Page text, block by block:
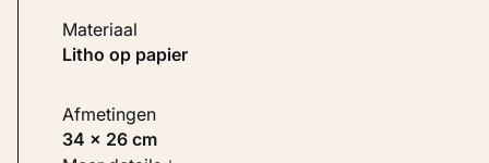
Materiaal
Litho op papier
Afmetingen
34 × 26 cm